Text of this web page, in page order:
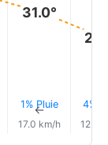
31.0°
1% Pluie
↑
17.0 km/h
4%
12.0